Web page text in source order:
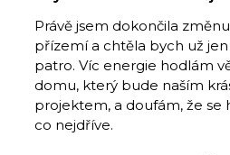
Právě jsem dokončila
přízemí a chtěla bych už
patro. Víc energie hodlám
domu, který bude naším
projektem, a doufám, že se
co nejdříve.